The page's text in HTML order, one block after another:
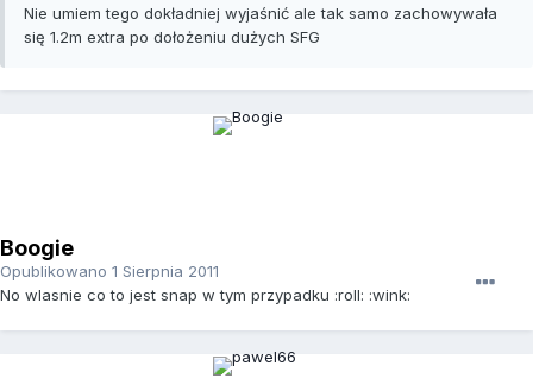
Nie umiem tego dokładniej wyjaśnić ale tak samo zachowywała
się 1.2m extra po dołożeniu dużych SFG
Boogie
Opublikowano 1 Sierpnia 2011
No wlasnie co to jest snap w tym przypadku :roll: :wink: